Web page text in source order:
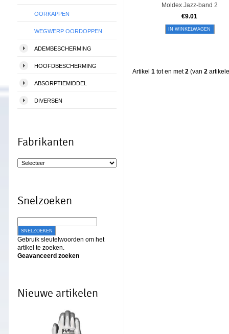
OORKAPPEN
WEGWERP OORDOPPEN
ADEMBESCHERMING
HOOFDBESCHERMING
ABSORPTIEMIDDEL
DIVERSEN
Fabrikanten
Snelzoeken
SNELZOEKEN
Gebruik sleutelwoorden om het
artikel te zoeken.
Geavanceerd zoeken
Nieuwe artikelen
Moldex Jazz-band 2
€9.01
IN WINKELWAGEN
Artikel 1 tot en met2 (van 2